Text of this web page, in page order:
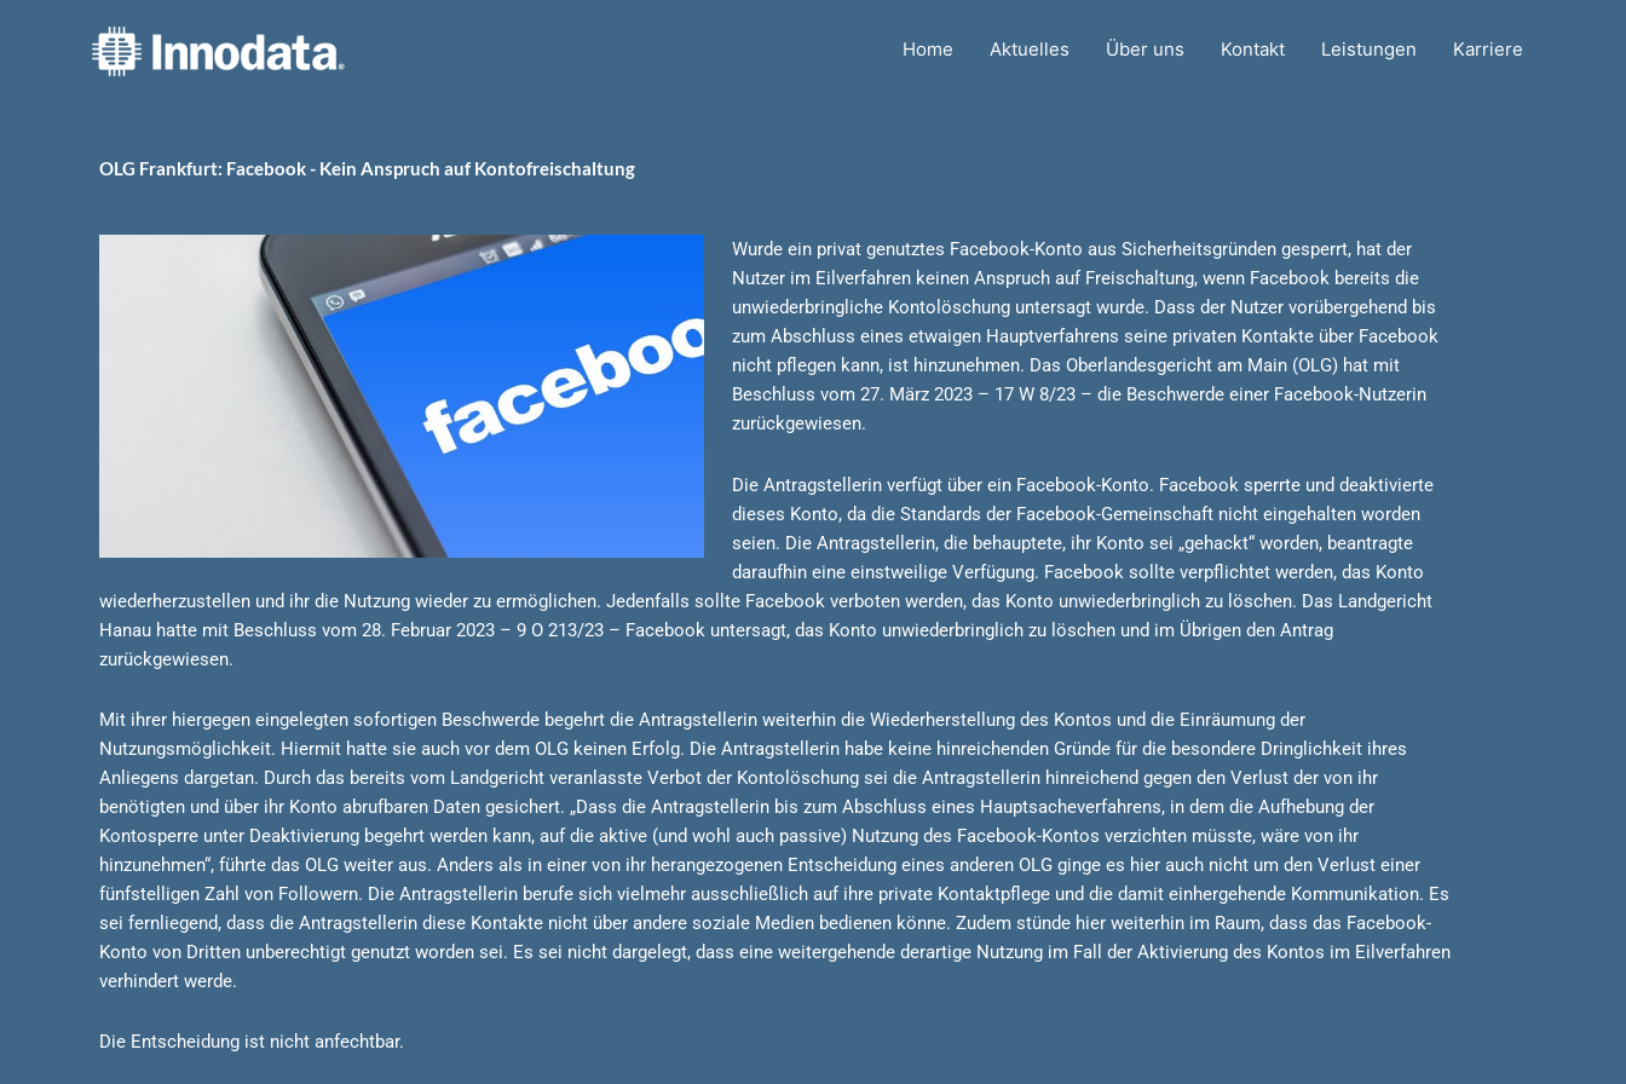
Home Aktuelles Über uns Kontakt Leistungen Karriere
OLG Frankfurt: Facebook - Kein Anspruch auf Kontofreischaltung
Wurde ein privat genutztes Facebook-Konto aus Sicherheitsgründen gesperrt, hat der
Nutzer im Eilverfahren keinen Anspruch auf Freischaltung, wenn Facebook bereits die
unwiederbringliche Kontolöschung untersagt wurde. Dass der Nutzer vorübergehend bis
zum Abschluss eines etwaigen Hauptverfahrens seine privaten Kontakte über Facebook
nicht pflegen kann, ist hinzunehmen. Das Oberlandesgericht am Main (OLG) hat mit
Beschluss vom 27. März 2023 – 17 W 8/23 – die Beschwerde einer Facebook-Nutzerin
zurückgewiesen.
Die Antragstellerin verfügt über ein Facebook-Konto. Facebook sperrte und deaktivierte
dieses Konto, da die Standards der Facebook-Gemeinschaft nicht eingehalten worden
seien. Die Antragstellerin, die behauptete, ihr Konto sei „gehackt“ worden, beantragte
daraufhin eine einstweilige Verfügung. Facebook sollte verpflichtet werden, das Konto
wiederherzustellen und ihr die Nutzung wieder zu ermöglichen. Jedenfalls sollte Facebook verboten werden, das Konto unwiederbringlich zu löschen. Das Landgericht
Hanau hatte mit Beschluss vom 28. Februar 2023 – 9 O 213/23 – Facebook untersagt, das Konto unwiederbringlich zu löschen und im Übrigen den Antrag
zurückgewiesen.
Mit ihrer hiergegen eingelegten sofortigen Beschwerde begehrt die Antragstellerin weiterhin die Wiederherstellung des Kontos und die Einräumung der
Nutzungsmöglichkeit. Hiermit hatte sie auch vor dem OLG keinen Erfolg. Die Antragstellerin habe keine hinreichenden Gründe für die besondere Dringlichkeit ihres
Anliegens dargetan. Durch das bereits vom Landgericht veranlasste Verbot der Kontolöschung sei die Antragstellerin hinreichend gegen den Verlust der von ihr
benötigten und über ihr Konto abrufbaren Daten gesichert. „Dass die Antragstellerin bis zum Abschluss eines Hauptsacheverfahrens, in dem die Aufhebung der
Kontosperre unter Deaktivierung begehrt werden kann, auf die aktive (und wohl auch passive) Nutzung des Facebook-Kontos verzichten müsste, wäre von ihr
hinzunehmen“, führte das OLG weiter aus. Anders als in einer von ihr herangezogenen Entscheidung eines anderen OLG ginge es hier auch nicht um den Verlust einer
fünfstelligen Zahl von Followern. Die Antragstellerin berufe sich vielmehr ausschließlich auf ihre private Kontaktpflege und die damit einhergehende Kommunikation. Es
sei fernliegend, dass die Antragstellerin diese Kontakte nicht über andere soziale Medien bedienen könne. Zudem stünde hier weiterhin im Raum, dass das Facebook-
Konto von Dritten unberechtigt genutzt worden sei. Es sei nicht dargelegt, dass eine weitergehende derartige Nutzung im Fall der Aktivierung des Kontos im Eilverfahren
verhindert werde.
Die Entscheidung ist nicht anfechtbar.